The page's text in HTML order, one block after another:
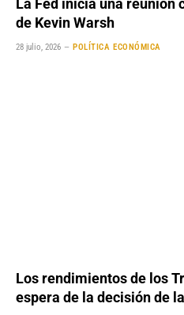
La Fed inicia una reunión
de Kevin Warsh
28 julio, 2026 POLÍTICA ECONÓMICA
Los rendimientos de los
espera de la decisión de